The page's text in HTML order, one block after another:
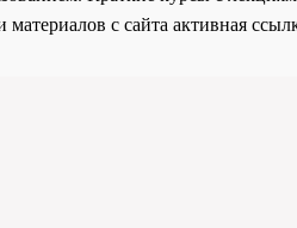
с сайта активная